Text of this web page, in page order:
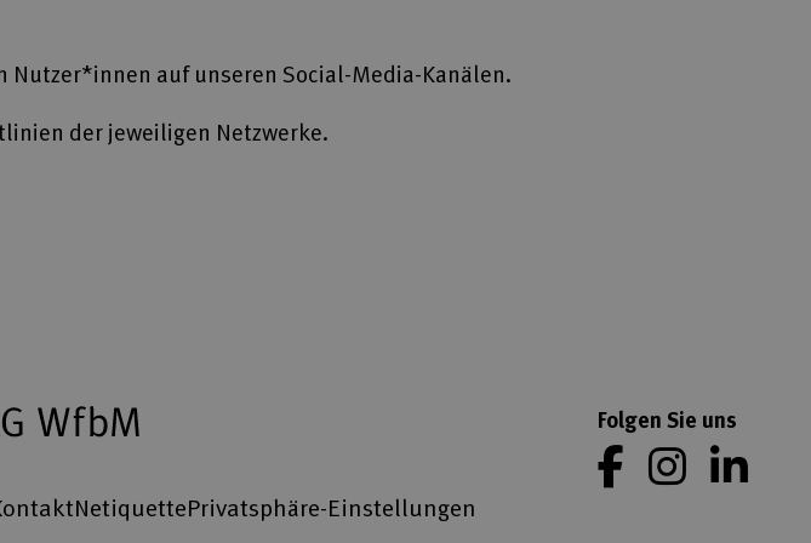
Nutzer*innen auf unseren Social-Media-Kanälen.
der jeweiligen Netzwerke.
NetiquettePrivatsphäre-Einstellungen
Folgen Sie uns